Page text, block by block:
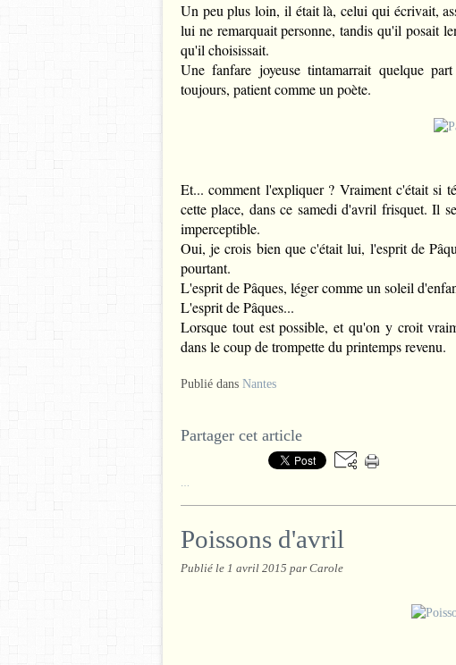
Un peu plus loin, il était là, celui qui écrivait,
lui ne remarquait personne, tandis qu'il posait
qu'il choisissait.
Une fanfare joyeuse tintamarrait quelque
toujours, patient comme un poète.
Et... comment l'expliquer ? Vraiment c'était si
cette place, dans ce samedi d'avril frisquet. Il
imperceptible.
Oui, je crois bien que c'était lui, l'esprit de
pourtant.
L'esprit de Pâques, léger comme un soleil
L'esprit de Pâques...
Lorsque tout est possible, et qu'on y croit
dans le coup de trompette du printemps revenu.
Publié dans Nantes
Partager cet article
Poissons d'avril
Publié le 1 avril 2015 par Carole